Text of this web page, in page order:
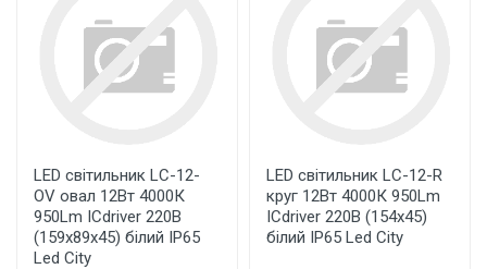
LED світильник LC-12-
OV овал 12Вт 4000К
950Lm ICdriver 220В
(159х89х45) білий IР65
Led City
LED світильник LC-12-R
круг 12Вт 4000К 950Lm
ICdriver 220В (154х45)
білий IР65 Led City